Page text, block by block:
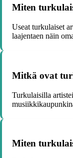
Miten
Useat turkulaiset
laajentaen näin
Mitkä ovat
Turkulaisilla
Miten